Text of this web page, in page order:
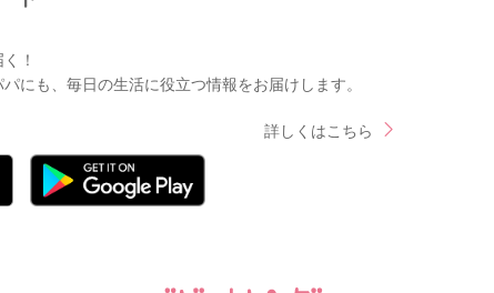
！
にも、毎日の生活に役立つ情報をお届けします。
詳しくはこちら